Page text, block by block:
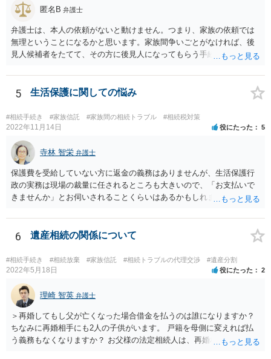
匿名B 弁護士
弁護士は、本人の依頼がないと動けません。つまり、家族の依頼では
無理ということになるかと思います。家族間争いごとがなければ、後
見人候補者をたてて、その方に後見人になってもらう手続をすすめた
5 生活保護に関しての悩み
#相続手続き #家族信託 #家族間の相続トラブル #相続税対策
2022年11月14日 役にたった 5
寺林 智栄 弁護士
保護費を受給していない方に返金の義務はありませんが、生活保護行
政の実務は現場の裁量に任されるところも大きいので、「お支払いで
きませんか」とお伺いされることくらいはあるかもしれません。 通報
考えてご判断いただくのが良いと思います。
6 遺産相続の関係について
#相続手続き #相続放棄 #家族信託 #相続トラブルの代理交渉 #遺産分割
2022年5月18日 役にたった 2
理崎 智英 弁護士
＞再婚してもし父が亡くなった場合借金を払うのは誰になりますか？
ちなみに再婚相手にも2人の子供がいます。 戸籍を母側に変えれば払
う義務もなくなりますか？ お父様の法定相続人は、再婚相手とご相談